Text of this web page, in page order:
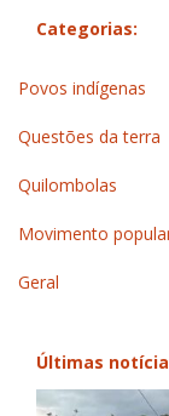
Categorias:
Povos indígenas
Questões da terra
Quilombolas
Movimento
Geral
Últimas